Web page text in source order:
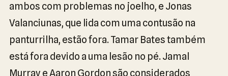
ambos com problemas no joelho, e Jonas
Valanciunas, que lida com uma contusão na
panturrilha, estão fora. Tamar Bates também
está fora devido a uma lesão no pé. Jamal
Murray e Aaron Gordon são considerados